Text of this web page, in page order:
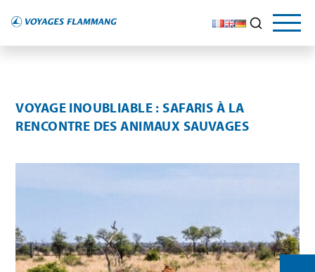
VOYAGE INOUBLIABLE : SAFARIS À LA
RENCONTRE DES ANIMAUX SAUVAGES